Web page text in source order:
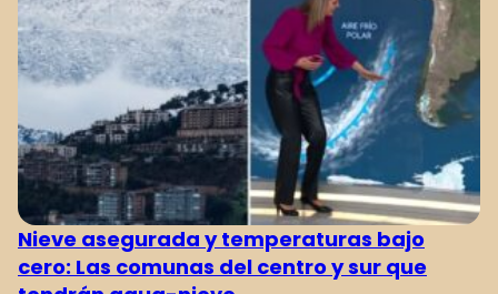
Nieve asegurada y temperaturas bajo
cero: Las comunas del centro y sur que